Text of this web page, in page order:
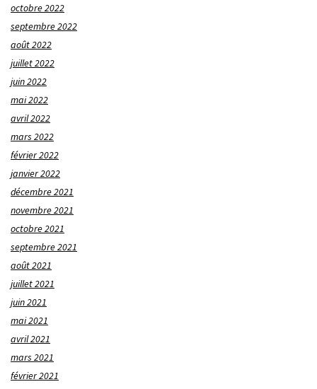
octobre 2022
septembre 2022
août 2022
juillet 2022
juin 2022
mai 2022
avril 2022
mars 2022
février 2022
janvier 2022
décembre 2021
novembre 2021
octobre 2021
septembre 2021
août 2021
juillet 2021
juin 2021
mai 2021
avril 2021
mars 2021
février 2021